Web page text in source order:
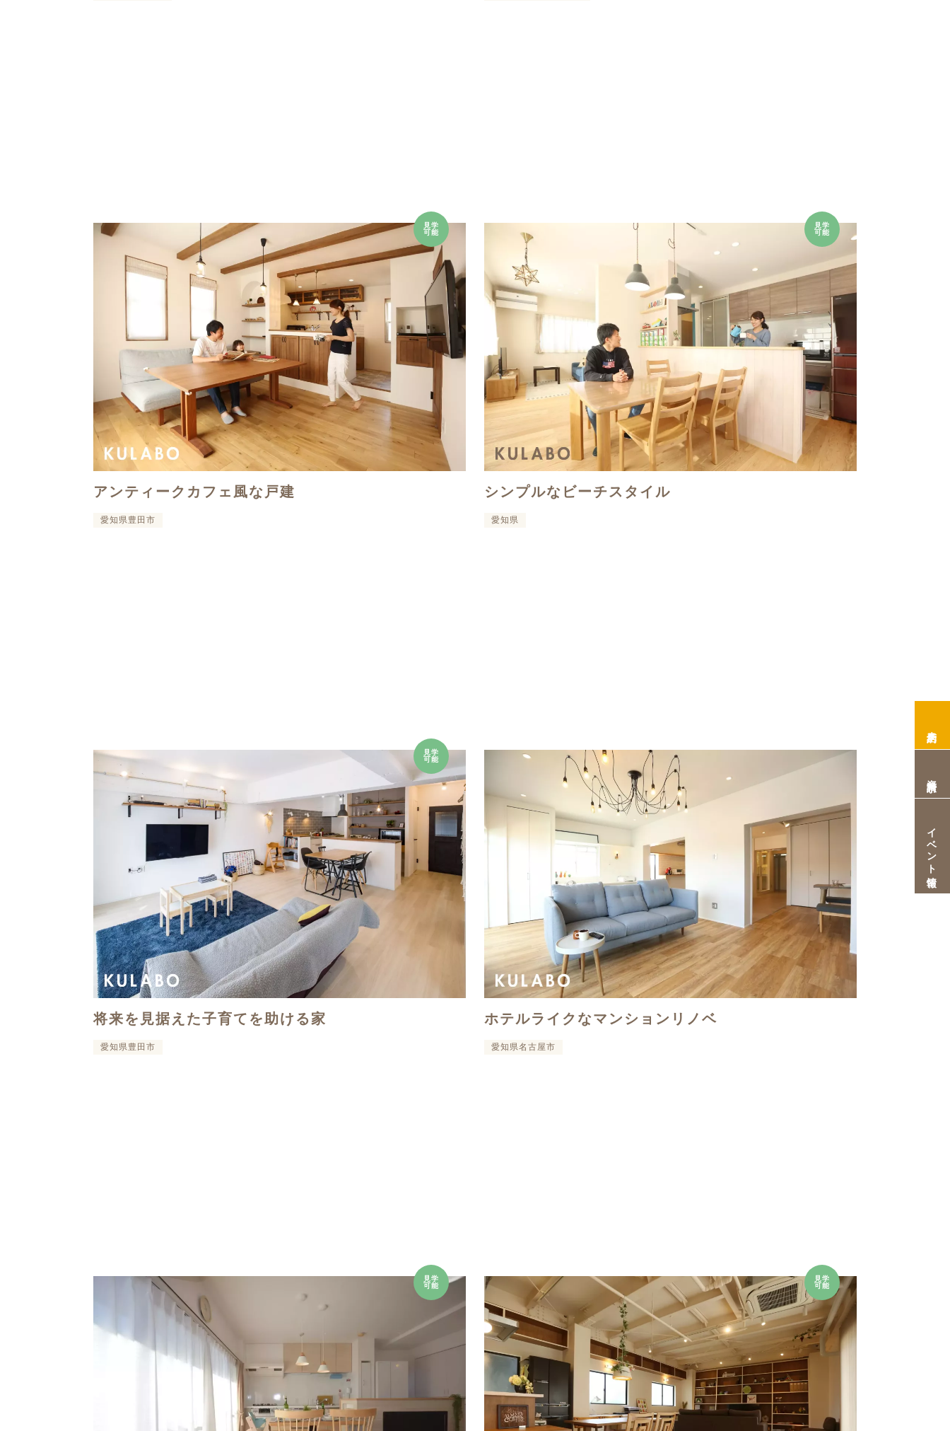
イベント情報
見学
可能
アンティークカフェ風な戸建
愛知県豊田市
見学
可能
シンプルなビーチスタイル
愛知県
見学
可能
将来を見据えた子育てを助ける家
愛知県豊田市
ホテルライクなマンションリノベ
愛知県名古屋市
見学
可能
見学
可能